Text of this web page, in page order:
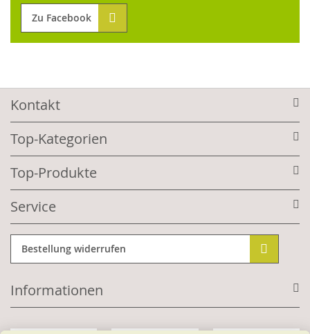
Zu Facebook
Kontakt
Top-Kategorien
Top-Produkte
Service
Bestellung widerrufen
Informationen